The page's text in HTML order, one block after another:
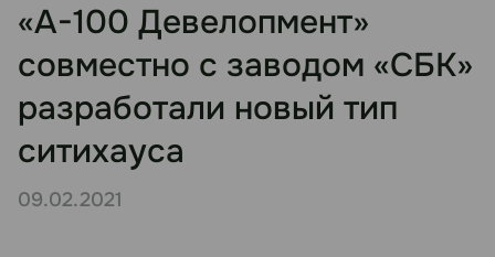
«А-100 Девелопмент»
совместно с заводом «СБК»
разработали новый тип
ситихауса
09.02.2021